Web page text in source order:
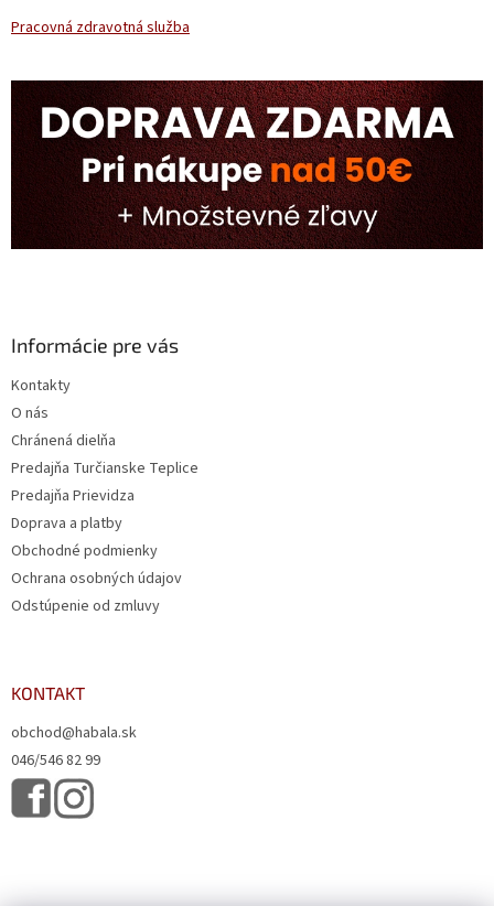
Pracovná zdravotná služba
Informácie pre vás
Kontakty
O nás
Chránená dielňa
Predajňa Turčianske Teplice
Predajňa Prievidza
Doprava a platby
Obchodné podmienky
Ochrana osobných údajov
Odstúpenie od zmluvy
KONTAKT
obchod@habala.sk
046/546 82 99